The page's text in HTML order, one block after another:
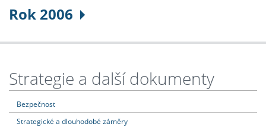
Rok 2006
Strategie a další dokumenty
Bezpečnost
Strategické a dlouhodobé záměry